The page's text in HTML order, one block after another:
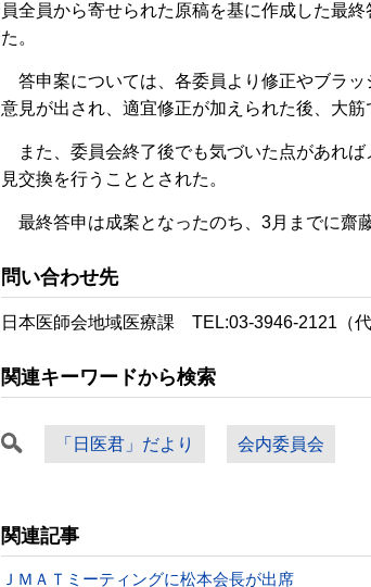
員全員から寄せられた原稿を基に作成した最
た。
答申案については、各委員より修正やブラッ
意見が出され、適宜修正が加えられた後、大筋
また、委員会終了後でも気づいた点があれば
見交換を行うこととされた。
最終答申は成案となったのち、3月までに齋
問い合わせ先
日本医師会地域医療課 TEL:03-3946-2121（代
関連キーワードから検索
「日医君」だより 会内委員会
関連記事
ＪＭＡＴミーティングに松本会長が出席